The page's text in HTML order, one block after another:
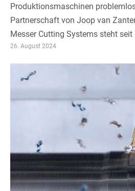
Produktionsmaschinen
Partnerschaft von Joop van
Messer Cutting Systems steht seit
26. August 2024